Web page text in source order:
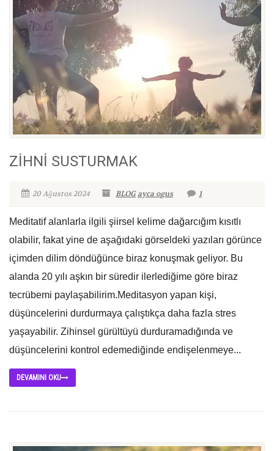
ZİHNİ SUSTURMAK
20 Ağustos 2024 BLOG ayca ogus 1
Meditatif alanlarla ilgili şiirsel kelime dağarcığım kısıtlı
olabilir, fakat yine de aşağıdaki görseldeki yazıları görünce
içimden dilim döndüğünce biraz konuşmak geliyor. Bu
alanda 20 yılı aşkın bir süredir ilerlediğime göre biraz
tecrübemi paylaşabilirim.Meditasyon yapan kişi,
düşüncelerini durdurmaya çalıştıkça daha fazla stres
yaşayabilir. Zihinsel gürültüyü durduramadığında ve
düşüncelerini kontrol edemediğinde endişelenmeye...
DEVAMINI OKU